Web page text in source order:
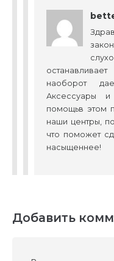
наоборот
Аксессуары
помощьв этом
наши центры,
что поможет
насыщеннее!
Добавить